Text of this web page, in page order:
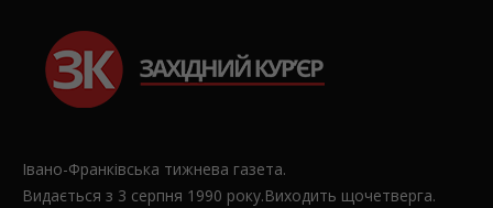
Івано-Франківська тижнева газета.
Видається з 3 серпня 1990 року.Виходить щочетверга.